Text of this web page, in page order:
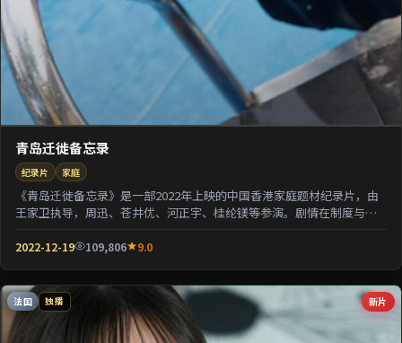
青岛迁徙备忘录
纪录片 家庭
《青岛迁徙备忘录》是一部2022年上映的中国香港家庭题材纪录片，由
王家卫执导，周迅、苍井优、河正宇、桂纶镁等参演。剧情在制度与人
2022-12-19 109,806 9.0
新片
法国 独播